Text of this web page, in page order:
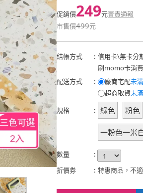
促銷價249元賣貴通報
市售價499元
結帳方式 : 信用卡\無卡分
刷momo卡消
配送方式
: 廠商宅配未
超商取貨未
規格
: 綠色 粉色
一粉色一米
數量
:
折價券
: 特惠商品，不